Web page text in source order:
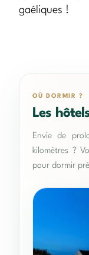
gaéliques !
OÙ DORMIR ?
Les
Envie de
kilomètres ?
pour dormir